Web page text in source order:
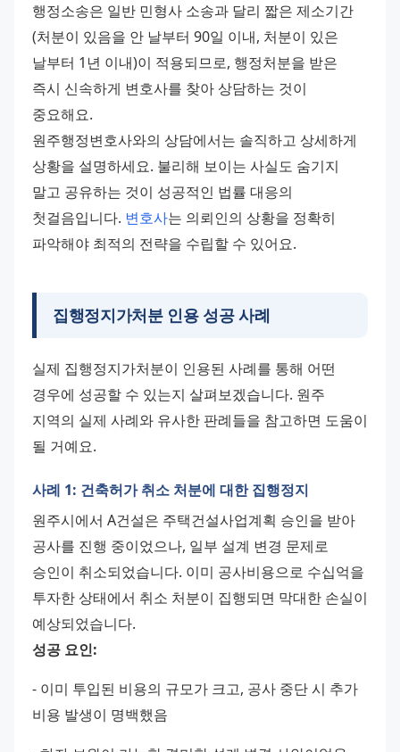
행정소송은 일반 민형사 소송과 달리 짧은 제소기간
(처분이 있음을 안 날부터 90일 이내, 처분이 있은
날부터 1년 이내)이 적용되므로, 행정처분을 받은
즉시 신속하게 변호사를 찾아 상담하는 것이
중요해요.
원주행정변호사와의 상담에서는 솔직하고 상세하게
상황을 설명하세요. 불리해 보이는 사실도 숨기지
말고 공유하는 것이 성공적인 법률 대응의
첫걸음입니다. 변호사는 의뢰인의 상황을 정확히
파악해야 최적의 전략을 수립할 수 있어요.
집행정지가처분 인용 성공 사례
실제 집행정지가처분이 인용된 사례를 통해 어떤
경우에 성공할 수 있는지 살펴보겠습니다. 원주
지역의 실제 사례와 유사한 판례들을 참고하면 도움이
될 거예요.
사례 1: 건축허가 취소 처분에 대한 집행정지
원주시에서 A건설은 주택건설사업계획 승인을 받아
공사를 진행 중이었으나, 일부 설계 변경 문제로
승인이 취소되었습니다. 이미 공사비용으로 수십억을
투자한 상태에서 취소 처분이 집행되면 막대한 손실이
예상되었습니다.
성공 요인:
- 이미 투입된 비용의 규모가 크고, 공사 중단 시 추가
비용 발생이 명백했음